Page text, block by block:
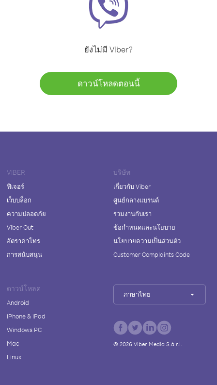
ยังไม่มี Viber?
ดาวน์โหลดตอนนี้
VIBER
ฟีเจอร์
เว็บบล็อก
ความปลอดภัย
Viber Out
อัตราค่าโทร
การสนับสนุน
บริษัท
เกี่ยวกับ Viber
ศูนย์กลางแบรนด์
ร่วมงานกับเรา
ข้อกำหนดและนโยบาย
นโยบายความเป็นส่วนตัว
Customer Complaints Code
ดาวน์โหลด
Android
iPhone & iPad
Windows PC
Mac
Linux
ภาษาไทย
© 2026Viber Media S.à r.l.